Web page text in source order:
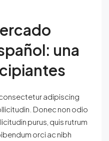
una
adipiscing
Donec non odio
purus, quis rutrum
orci ac nibh